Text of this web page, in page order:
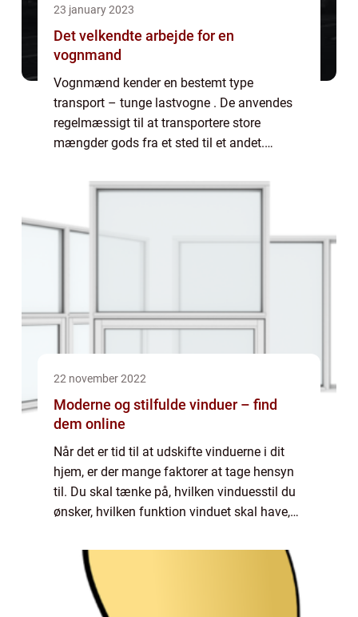
23 january 2023
Det velkendte arbejde for en
vognmand
Vognmænd kender en bestemt type
transport – tunge lastvogne . De anvendes
regelmæssigt til at transportere store
mængder gods fra et sted til et andet.
med forskellige kapaciteter, men den mest
22 november 2022
Moderne og stilfulde vinduer – find
dem online
Når det er tid til at udskifte vinduerne i dit
hjem, er der mange faktorer at tage hensyn
til. Du skal tænke på, hvilken vinduesstil du
ønsker, hvilken funktion vinduet skal have,
omfattende guide vil vi ...